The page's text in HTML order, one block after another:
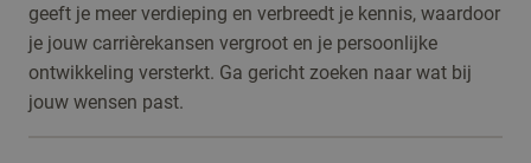
geeft je meer verdieping en verbreedt je kennis, waardoor
je jouw carrièrekansen vergroot en je persoonlijke
ontwikkeling versterkt. Ga gericht zoeken naar wat bij
jouw wensen past.